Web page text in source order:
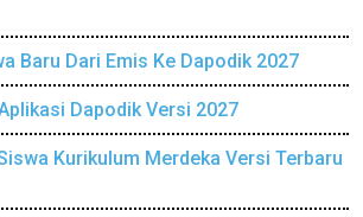
Baru Dari Emis Ke Dapodik 2027
Dapodik Versi 2027
Kurikulum Merdeka Versi Terbaru